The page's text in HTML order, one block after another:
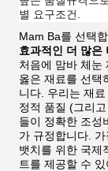
별 요구조건.
Mam Ba를 선택
효과적인 더 많은
처음에 맘바 체눈
옳은 재료를 선택
니다. 우리는 재
정적 품질 (그리
들이 정확한 조성
가 규정합니다.
뱃치를 위한 국제
트를 제공할 수